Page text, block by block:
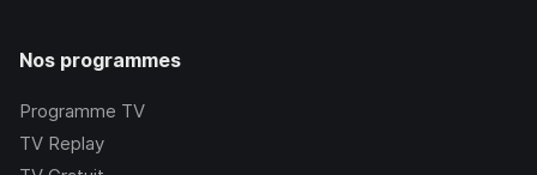
Nos programmes
Programme TV
TV Replay